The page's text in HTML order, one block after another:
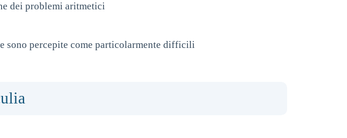
dei problemi aritmetici
sono percepite come particolarmente difficili